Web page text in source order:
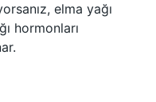
elma yağı
hormonları